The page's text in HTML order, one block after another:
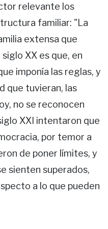
relevante los
familiar: "La
extensa que
XX es que, en
imponía las reglas, y
que tuvieran, las
no se reconocen
XXI intentaron que
por temor a
de poner límites, y
sienten superados,
a lo que pueden